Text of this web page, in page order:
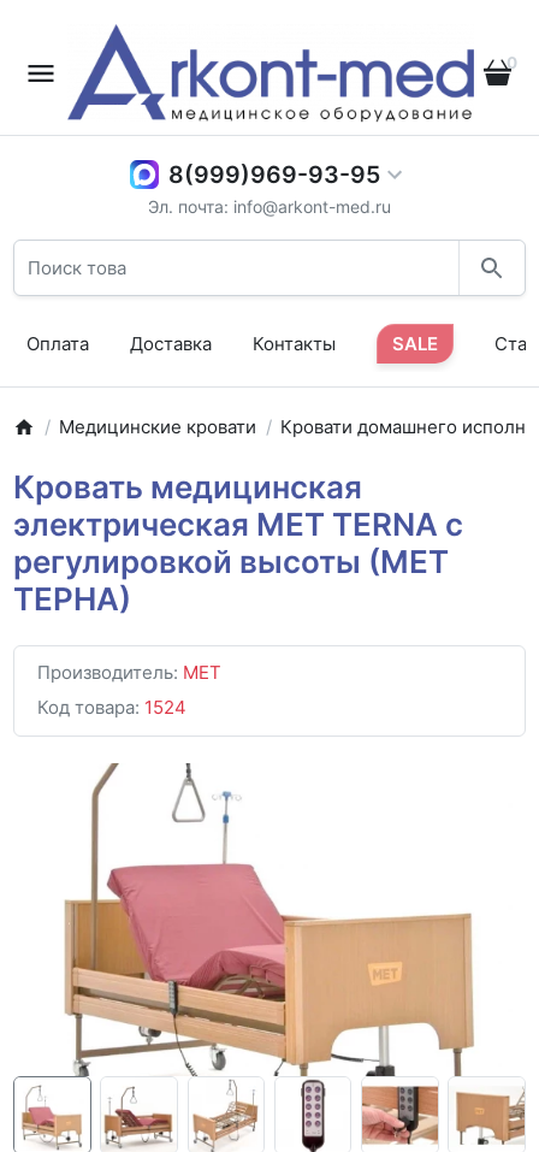
0
8(999)969-93-95
Эл. почта: info@arkont-med.ru
Оплата Доставка Контакты SALE
Медицинские кровати Кровати домашнего
Кровать медицинская
электрическая MET TERNA с
регулировкой высоты (МЕТ
ТЕРНА)
Производитель: MET
Код товара: 1524